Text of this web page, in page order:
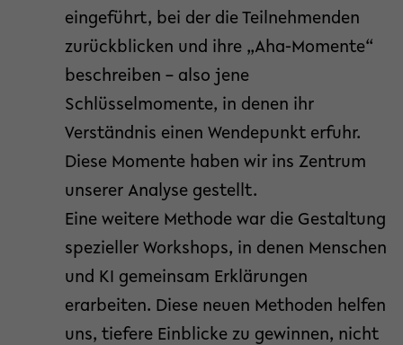
eingeführt, bei der die Teilnehmenden
zurückblicken und ihre „Aha-Momente“
beschreiben – also jene
Schlüsselmomente, in denen ihr
Verständnis einen Wendepunkt erfuhr.
Diese Momente haben wir ins Zentrum
unserer Analyse gestellt.
Eine weitere Methode war die Gestaltung
spezieller Workshops, in denen Menschen
und KI gemeinsam Erklärungen
erarbeiten. Diese neuen Methoden helfen
uns, tiefere Einblicke zu gewinnen, nicht